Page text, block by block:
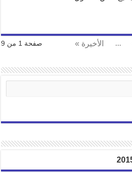
صفحة 1 من 9 ... الأخيرة »